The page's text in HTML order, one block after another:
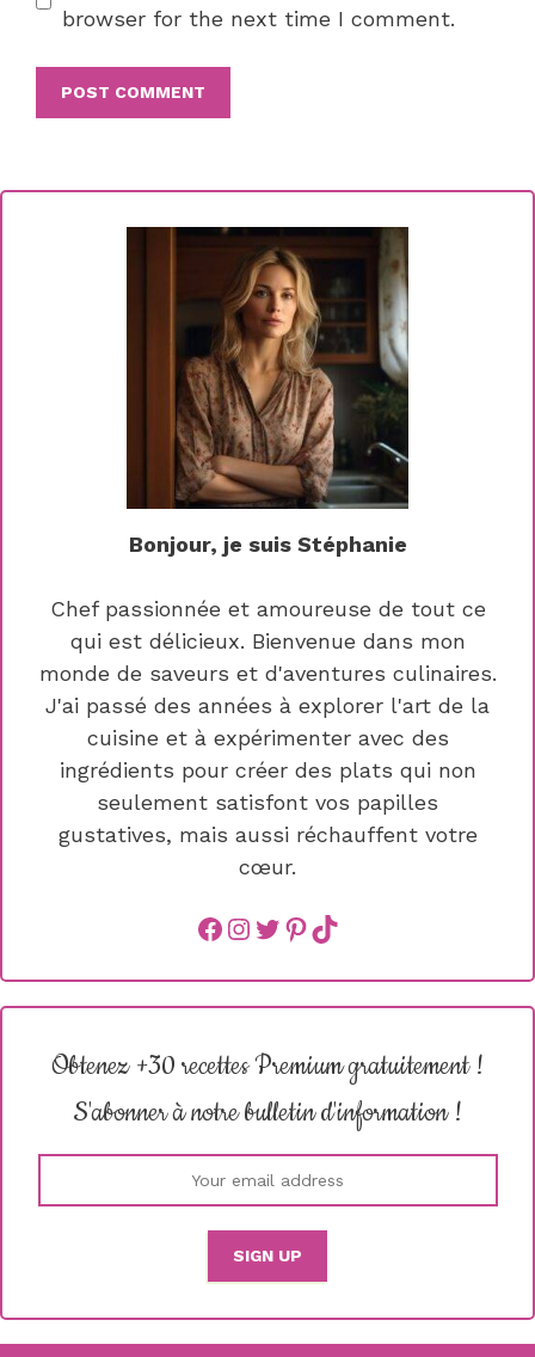
browser for the next time I comment.
Bonjour, je suis Stéphanie
Chef passionnée et amoureuse de tout ce
qui est délicieux. Bienvenue dans mon
monde de saveurs et d'aventures culinaires.
J'ai passé des années à explorer l'art de la
cuisine et à expérimenter avec des
ingrédients pour créer des plats qui non
seulement satisfont vos papilles
gustatives, mais aussi réchauffent votre
cœur.
Facebook
instagram
Twitter
Pinterest
TikTok
Obtenez +30 recettes Premium gratuitement !
S'abonner à notre bulletin d'information !